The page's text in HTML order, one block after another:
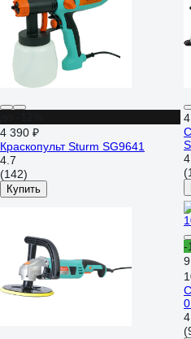
4 390 ₽
Краскопульт Sturm SG9641
4.7
(142)
Купить
-